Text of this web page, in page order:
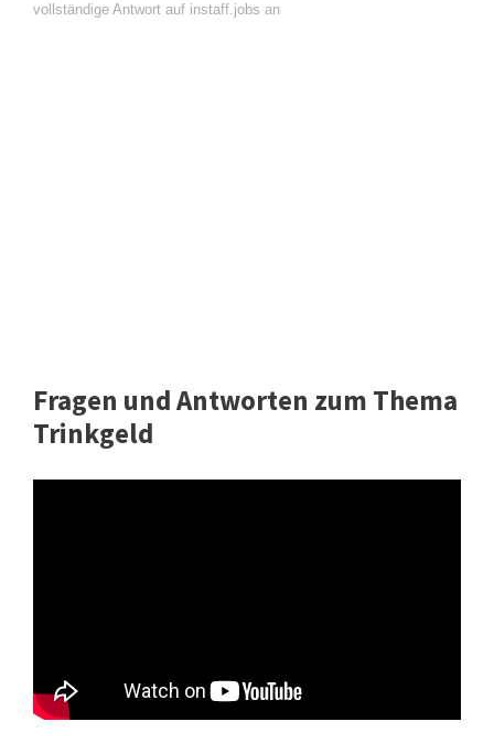
vollständige Antwort auf instaff.jobs an
Fragen und Antworten zum Thema
Trinkgeld